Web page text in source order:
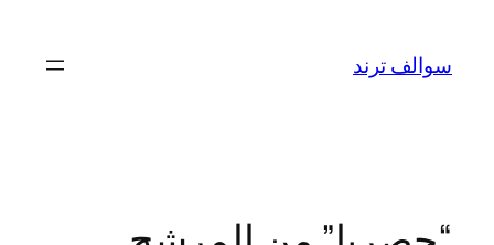
المحتوى
سوالف ترند